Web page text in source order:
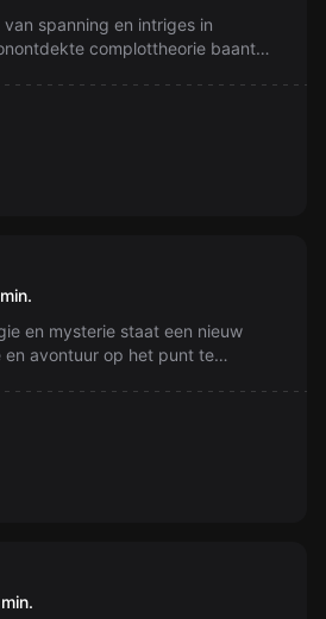
spanning en intriges in
complottheorie baant
het voordat het te laat is!
Wizardry
min.
en mysterie staat een nieuw
en avontuur op het punt te
min.